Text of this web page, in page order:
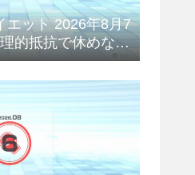
エット 2026年8月7
的抵抗で休めない